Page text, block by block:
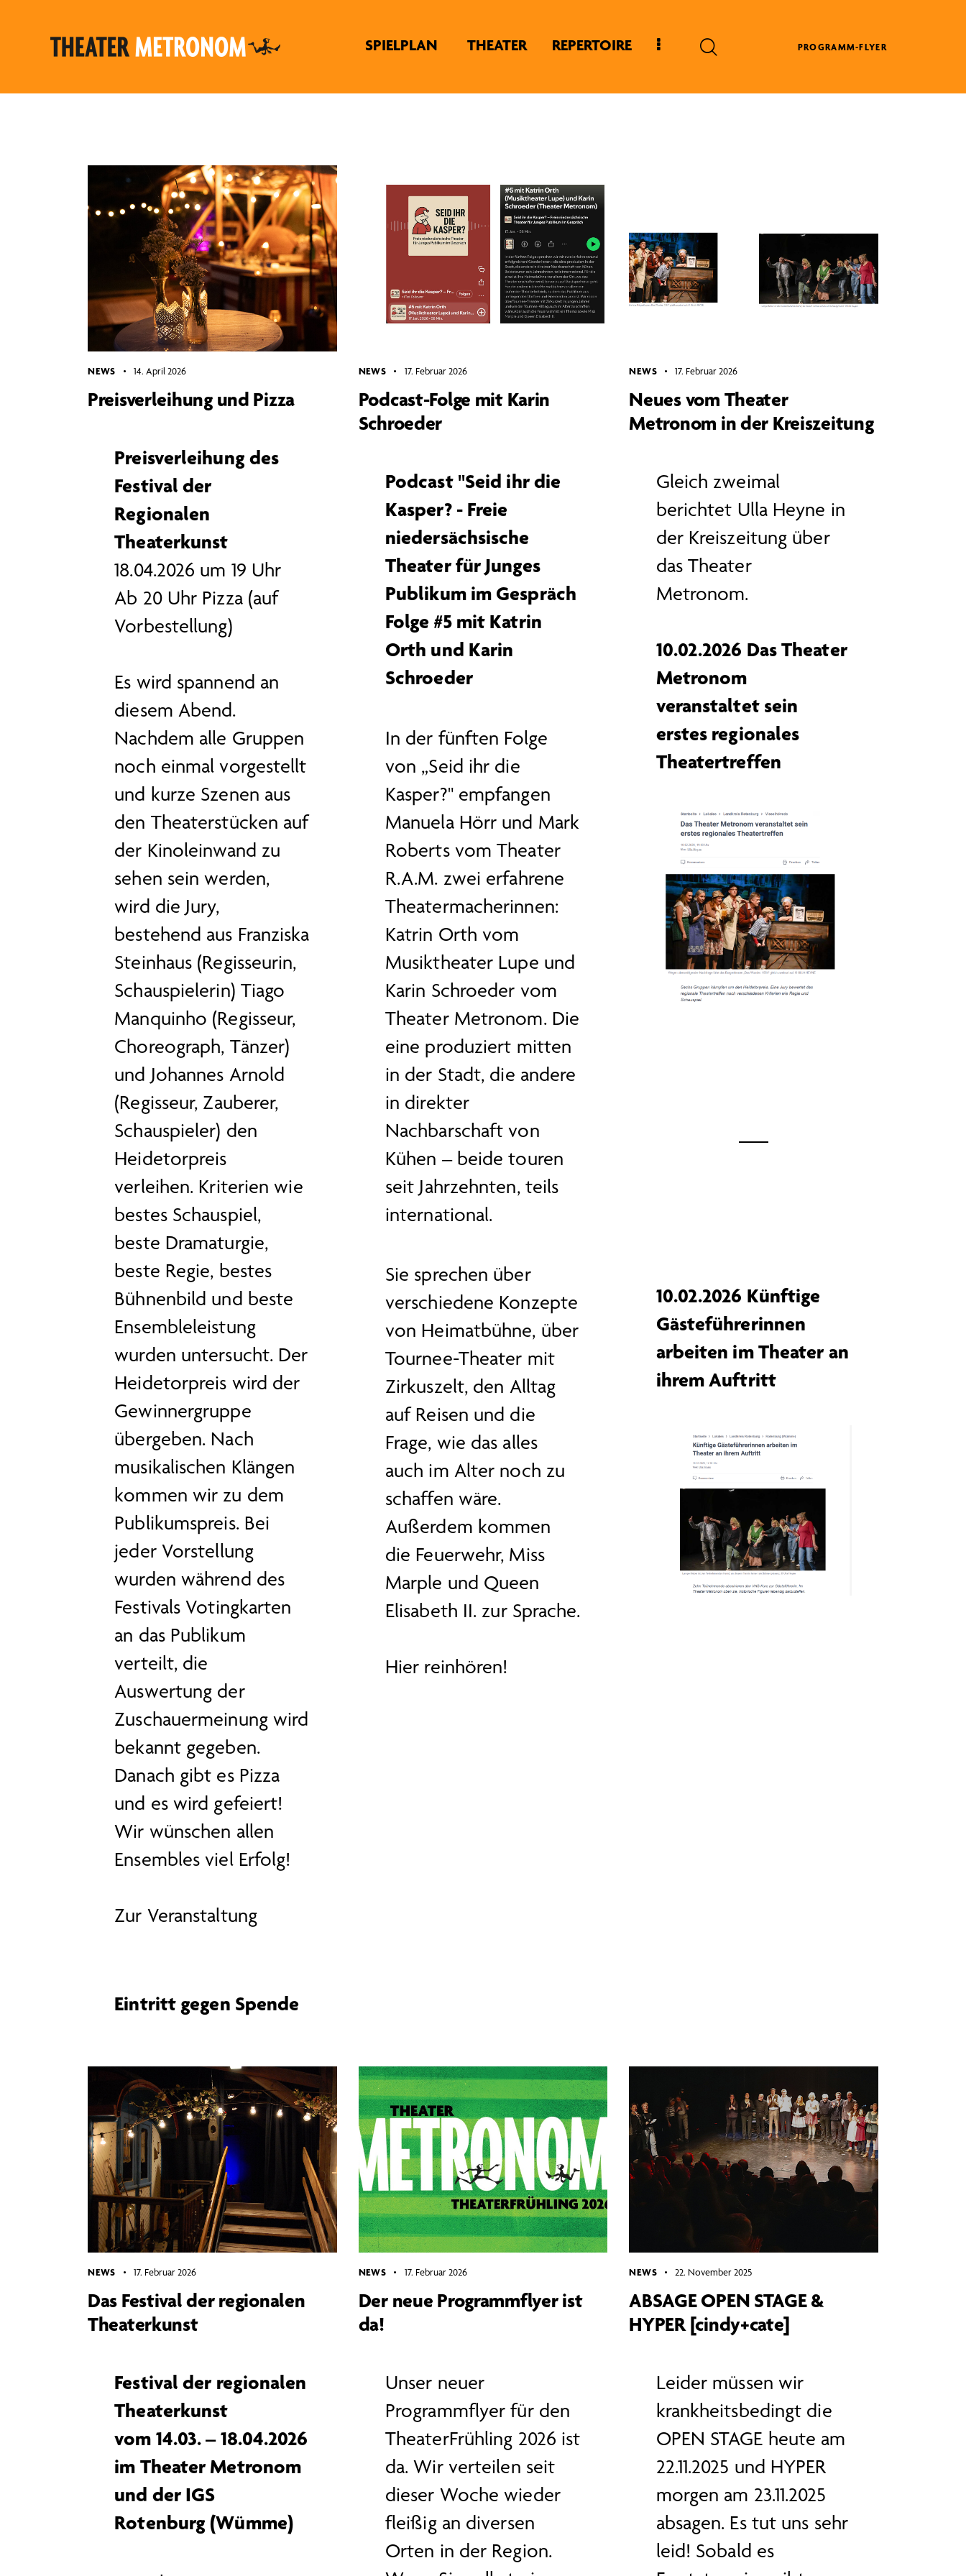
SPIELPLAN THEATER REPERTOIRE PROGRAMM-FLYER
NEWS 14. April 2026
Preisverleihung und Pizza
Preisverleihung des
Festival der
Regionalen
Theaterkunst
18.04.2026 um 19 Uhr
Ab 20 Uhr Pizza (auf
Vorbestellung)
Es wird spannend an
diesem Abend.
Nachdem alle Gruppen
noch einmal vorgestellt
und kurze Szenen aus
den Theaterstücken auf
der Kinoleinwand zu
sehen sein werden,
wird die Jury,
bestehend aus Franziska
Steinhaus (Regisseurin,
Schauspielerin) Tiago
Manquinho (Regisseur,
Choreograph, Tänzer)
und Johannes Arnold
(Regisseur, Zauberer,
Schauspieler) den
Heidetorpreis
verleihen. Kriterien wie
bestes Schauspiel,
beste Dramaturgie,
beste Regie, bestes
Bühnenbild und beste
Ensembleleistung
wurden untersucht. Der
Heidetorpreis wird der
Gewinnergruppe
übergeben. Nach
musikalischen Klängen
kommen wir zu dem
Publikumspreis. Bei
jeder Vorstellung
wurden während des
Festivals Votingkarten
an das Publikum
verteilt, die
Auswertung der
Zuschauermeinung wird
bekannt gegeben.
Danach gibt es Pizza
und es wird gefeiert!
Wir wünschen allen
Ensembles viel Erfolg!
Zur Veranstaltung
Eintritt gegen Spende
NEWS 17. Februar 2026
Podcast-Folge mit Karin
Schroeder
Podcast ''Seid ihr die
Kasper? - Freie
niedersächsische
Theater für Junges
Publikum im Gespräch
Folge #5 mit Katrin
Orth und Karin
Schroeder
In der fünften Folge
von „Seid ihr die
Kasper?" empfangen
Manuela Hörr und Mark
Roberts vom Theater
R.A.M. zwei erfahrene
Theatermacherinnen:
Katrin Orth vom
Musiktheater Lupe und
Karin Schroeder vom
Theater Metronom. Die
eine produziert mitten
in der Stadt, die andere
in direkter
Nachbarschaft von
Kühen – beide touren
seit Jahrzehnten, teils
international.
Sie sprechen über
verschiedene Konzepte
von Heimatbühne, über
Tournee-Theater mit
Zirkuszelt, den Alltag
auf Reisen und die
Frage, wie das alles
auch im Alter noch zu
schaffen wäre.
Außerdem kommen
die Feuerwehr, Miss
Marple und Queen
Elisabeth II. zur Sprache.
Hier reinhören!
NEWS 17. Februar 2026
Neues vom Theater
Metronom in der Kreiszeitung
Gleich zweimal
berichtet Ulla Heyne in
der Kreiszeitung über
das Theater
Metronom.
10.02.2026 Das Theater
Metronom
veranstaltet sein
erstes regionales
Theatertreffen
10.02.2026 Künftige
Gästeführerinnen
arbeiten im Theater an
ihrem Auftritt
NEWS 17. Februar 2026
Das Festival der regionalen
Theaterkunst
Festival der regionalen
Theaterkunst
vom 14.03. – 18.04.2026
im Theater Metronom
und der IGS
Rotenburg (Wümme)
NEWS 17. Februar 2026
Der neue Programmflyer ist
da!
Unser neuer
Programmflyer für den
TheaterFrühling 2026 ist
da. Wir verteilen seit
dieser Woche wieder
fleißig an diversen
Orten in der Region.
NEWS 22. November 2025
ABSAGE OPEN STAGE &
HYPER [cindy+cate]
Leider müssen wir
krankheitsbedingt die
OPEN STAGE heute am
22.11.2025 und HYPER
morgen am 23.11.2025
absagen. Es tut uns sehr
leid! Sobald es